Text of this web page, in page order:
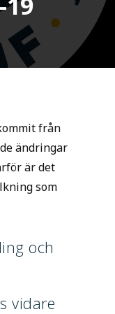
från
ändringar
är det
som
och
vidare